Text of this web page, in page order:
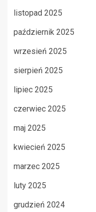
listopad 2025
październik 2025
wrzesień 2025
sierpień 2025
lipiec 2025
czerwiec 2025
maj 2025
kwiecień 2025
marzec 2025
luty 2025
grudzień 2024